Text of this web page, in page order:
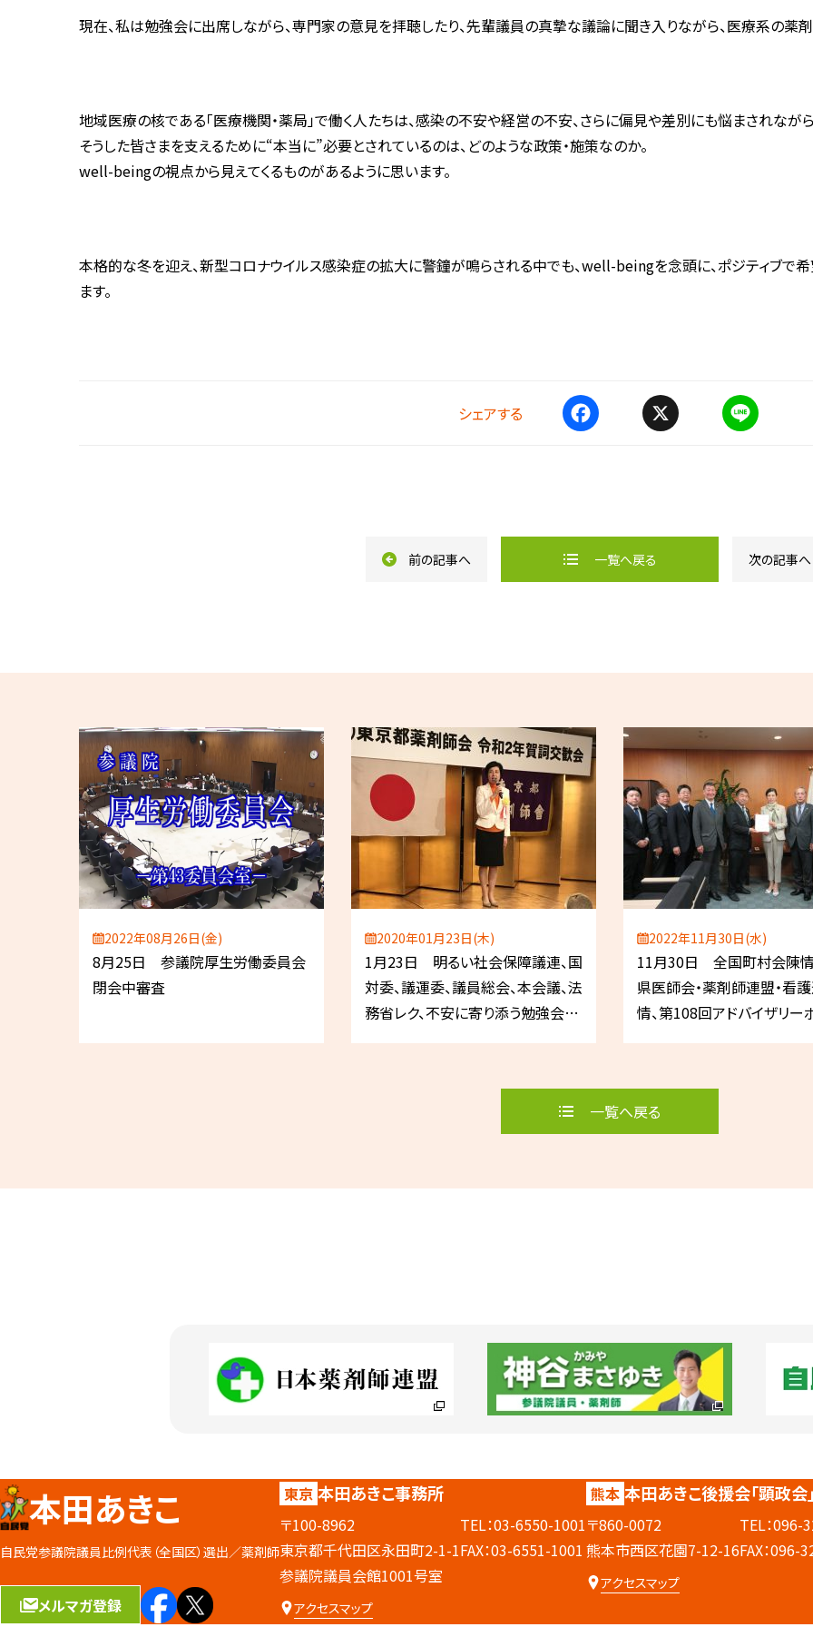
現在、私は勉強会に出席しながら、専門家の意見を拝聴したり、先輩議員の真摯な議論に聞き入りながら、医療系の薬
地域医療の核である「医療機関・薬局」で働く人たちは、感染の不安や経営の不安、さらに偏見や差別にも悩まされなが
そうした皆さまを支えるために“本当に”必要とされているのは、どのような政策・施策なのか。
well-beingの視点から見えてくるものがあるように思います。
本格的な冬を迎え、新型コロナウイルス感染症の拡大に警鐘が鳴らされる中でも、well-beingを念頭に、ポジティブで
ます。
シェアする
k
一覧へ戻る
前の記事へ 次の記事へ
2022年08月26日(金)
8月25日 参議院厚生労働委員会
閉会中審査
2020年01月23日(木)
1月23日 明るい社会保障議連、国
対委、議運委、議員総会、本会議、法
務省レク、不安に寄り添う勉強会、
厚労省レク、女性局役員会、東京都
2022年11月30日(水)
11月30日 全国町村会陳情
県医師会・薬剤師連盟・看
情、第108回アドバイザリー
ド 他
一覧へ戻る
本田あきこ
自民党参議院議員比例代表（全国区）選出／薬剤師
メルマガ登録
東京 本田あきこ事務所
〒100-8962
東京都千代田区永田町2-1-1
参議院議員会館1001号室
TEL：03-6550-1001
FAX：03-6551-1001
アクセスマップ
熊本 本田あきこ後援会「顕政会
〒860-0072
熊本市西区花園7-12-16
TEL：096-
FAX：096-
アクセスマップ